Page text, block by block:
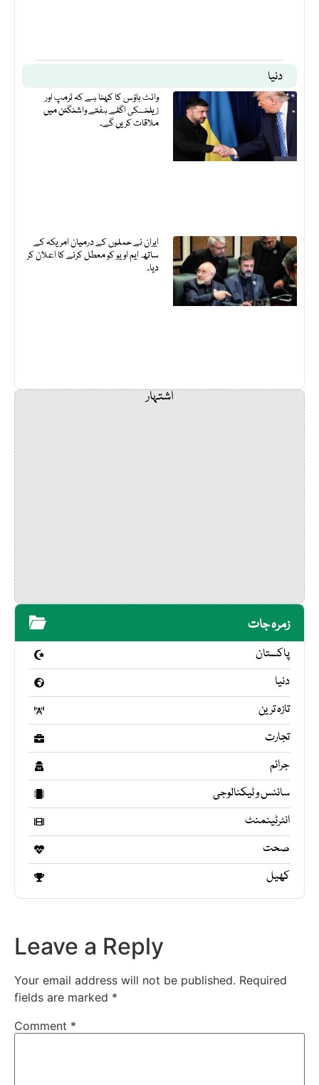
دنیا
وائٹ ہاؤس کا کہنا ہے کہ ٹرمپ اور
زیلنسکی اگلے ہفتے واشنگٹن میں
ملاقات کریں گے۔
ایران نے حملوں کے درمیان امریکہ کے
ساتھ ایم او یو کو معطل کرنے کا اعلان کر
دیا۔
اشتہار
زمرہ جات
پاکستان
دنیا
تازہ ترین
تجارت
جرائم
سائنس و ٹیکنالوجی
انٹرٹینمنٹ
صحت
کھیل
Leave a Reply
Your email address will not be published. Required
fields are marked *
Comment *